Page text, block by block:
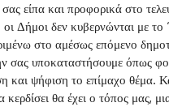
είπα και προφορικά στο
Δήμοι δεν κυβερνώνται με το
στο αμέσως επόμενο
σας υποκαταστήσουμε όπως
και ψήφιση το επίμαχο θέμα.
κερδίσει θα έχει ο τόπος μας,